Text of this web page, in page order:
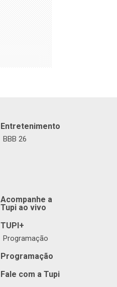
Entretenimento
BBB 26
Acompanhe a
Tupi ao vivo
TUPI+
Programação
Programação
Fale com a Tupi